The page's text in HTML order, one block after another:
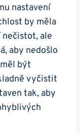
‌nastavení​
by měla
ale⁢
aby nedošlo
být
vyčistit
tak, aby